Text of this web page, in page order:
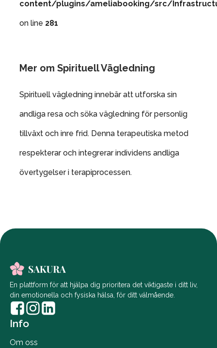
content/plugins/ameliabooking/src/
on line 281
Mer om Spirituell Vägledning
Spirituell vägledning innebär att utforska sin
andliga resa och söka vägledning för personlig
tillväxt och inre frid. Denna terapeutiska metod
respekterar och integrerar individens andliga
övertygelser i terapiprocessen.
En plattform för att hjälpa dig prioritera det viktigaste i ditt liv,
din emotionella och fysiska hälsa, för ditt välmående.
Info
Om oss